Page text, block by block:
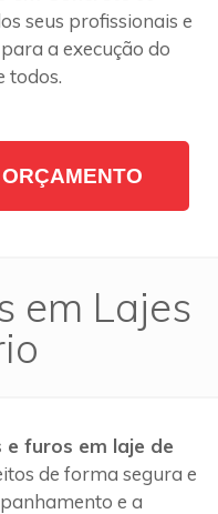
seus profissionais e
a execução do
todos.
em Lajes
e furos em laje de
de forma segura e
e a